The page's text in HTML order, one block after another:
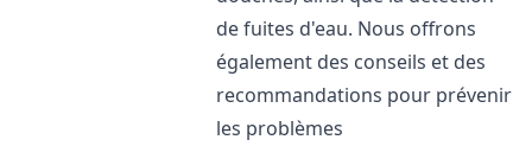
de fuites d'eau. Nous offrons
également des conseils et des
recommandations pour prévenir
les problèmes